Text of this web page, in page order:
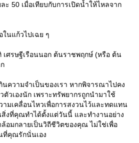
ะ 50 เมื่อเทียบกับการเปิดน้ำให้ไหลจาก
แก้วไปเฉย ๆ
ษฐีเรือนนอก ต้นราชพฤกษ์ (หรือ ต้น
ามจำเป็นของเรา หากพิจารณาไปคง
วเองนัก เพราะทรัพยากรถูกนำมาใช้
มเคลื่อนไหวเพื่อการสงวนไว้และทดแทน
สิ่งที่คุณทำได้ตั้งแต่วันนี้ และทำงานอย่าง
ล้อมกลายเป็นวิถีชีวิตของคุณ ไม่ใช่เพื่อ
คุณรักนั่นเอง